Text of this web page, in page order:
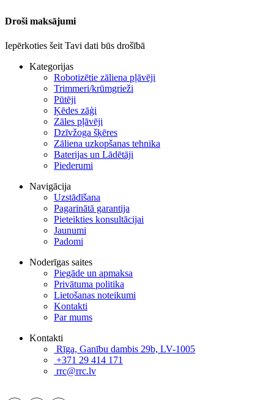
Droši maksājumi
Iepērkoties šeit Tavi dati būs drošībā
Kategorijas
Robotizētie zāliena pļāvēji
Trimmeri/krūmgrieži
Pūtēji
Ķēdes zāģi
Zāles pļāvēji
Dzīvžoga šķēres
Zāliena uzkopšanas tehnika
Baterijas un Lādētāji
Piederumi
Navigācija
Uzstādīšana
Pagarinātā garantija
Pieteikties konsultācijai
Jaunumi
Padomi
Noderīgas saites
Piegāde un apmaksa
Privātuma politika
Lietošanas noteikumi
Kontakti
Par mums
Kontakti
Rīga, Ganību dambis 29b, LV-1005
+371 29 414 171
rrc@rrc.lv